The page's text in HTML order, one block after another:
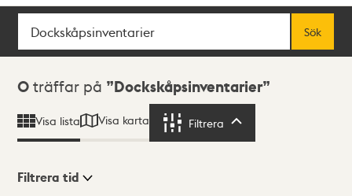
Sök
Sök
Sökresultat
0 träffar på Dockskåpsinventarier
Visa lista Visa karta Filtrera
Filtrera tid